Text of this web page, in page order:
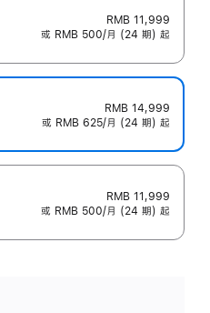
RMB 11,999
或 RMB 500/月 (24 期) 起
RMB 14,999
或 RMB 625/月 (24 期) 起
RMB 11,999
或 RMB 500/月 (24 期) 起